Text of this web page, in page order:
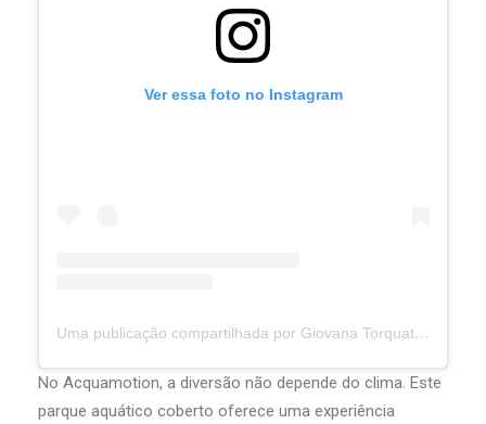
Ver essa foto no Instagram
Uma publicação compartilhada por Giovana Torquato (@curitibandoemfamilia)
No Acquamotion, a diversão não depende do clima. Este
parque aquático coberto oferece uma experiência